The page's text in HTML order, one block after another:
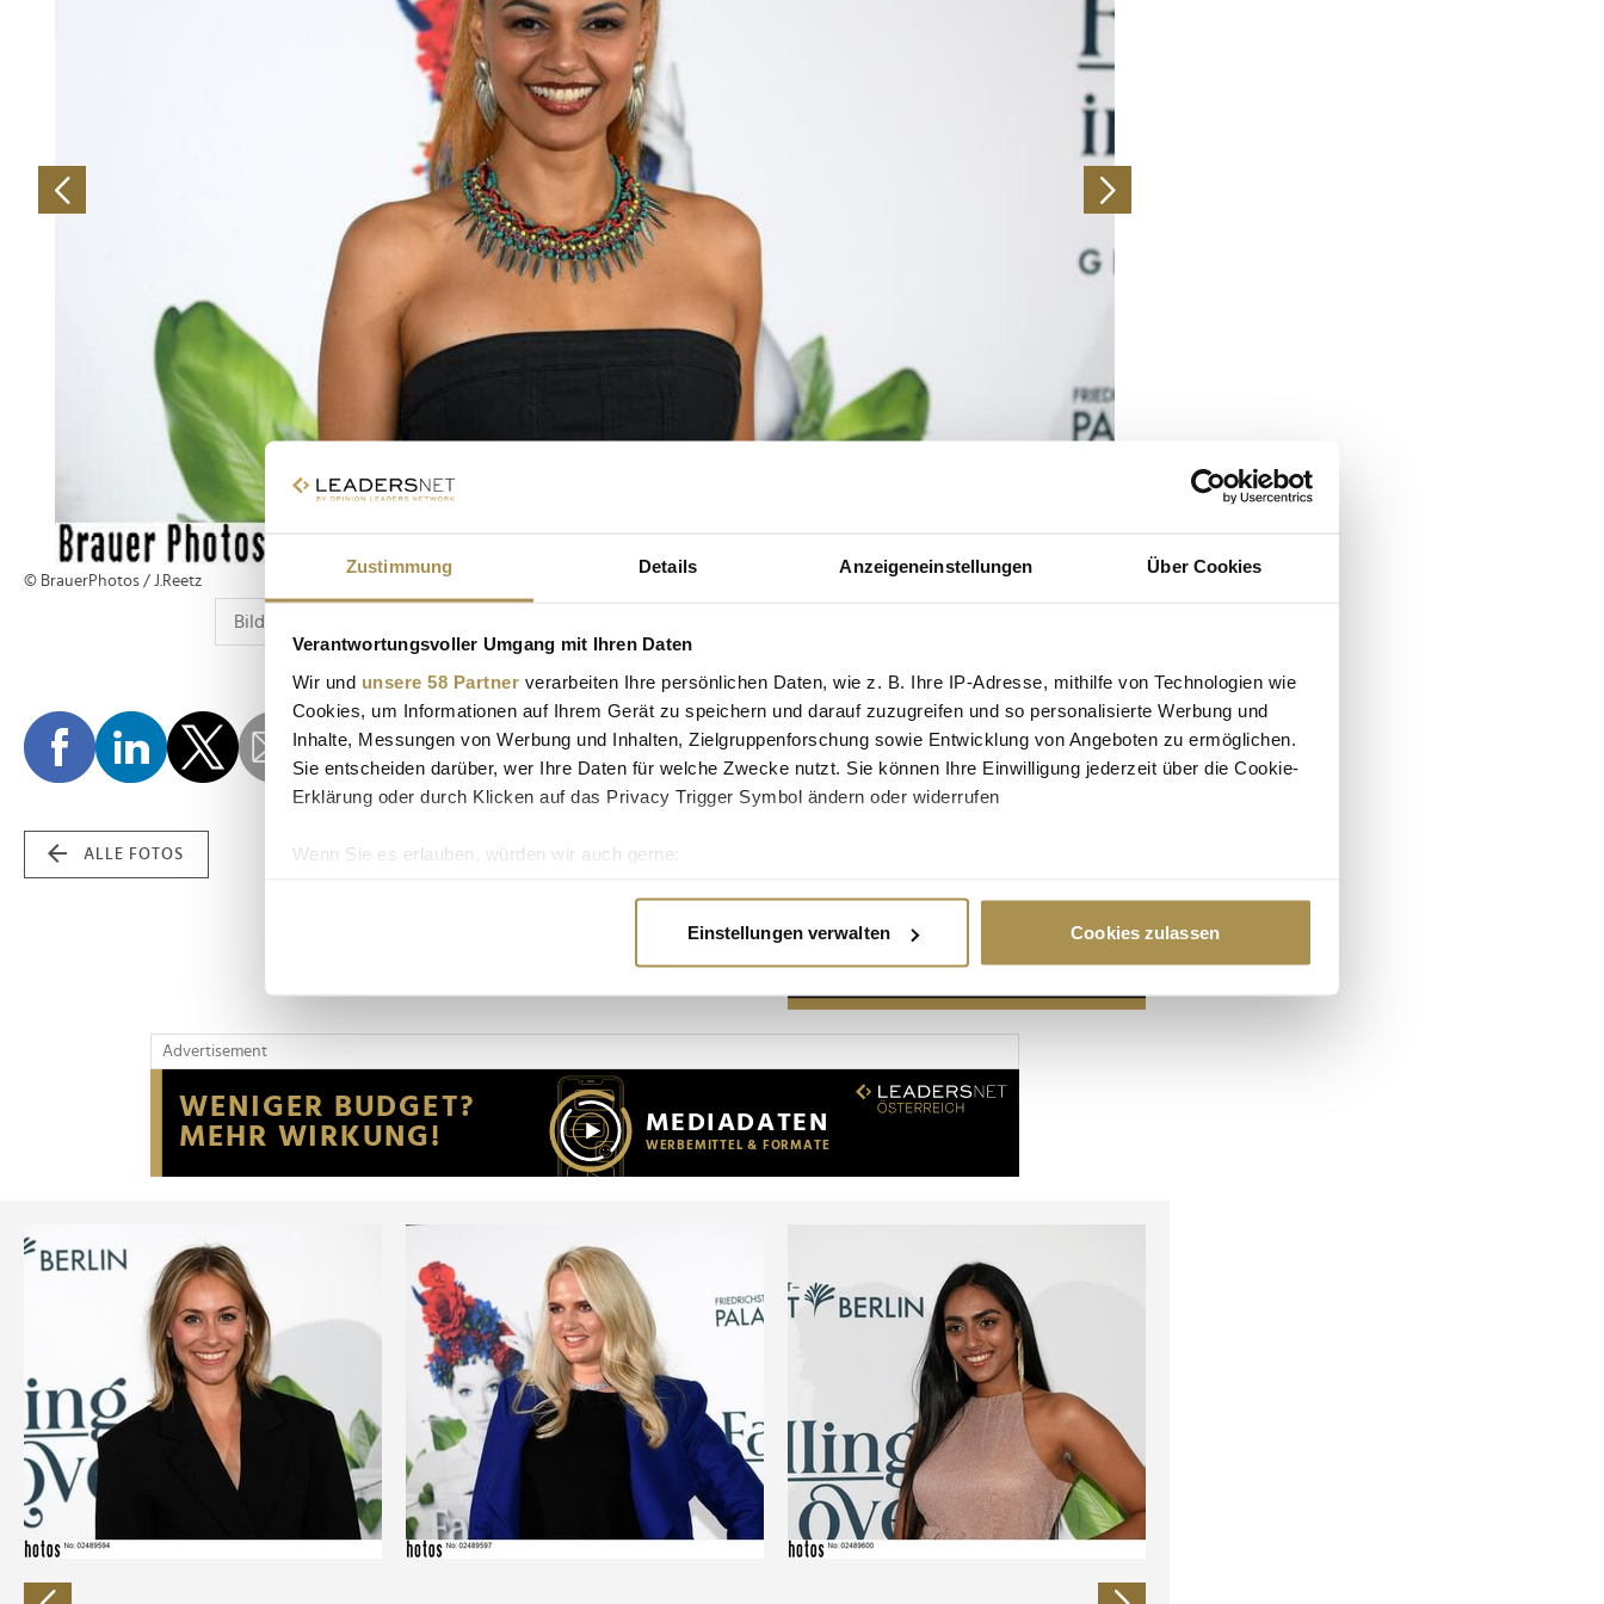
Zustimmung Details Anzeigeneinstellungen Über Cookies
Verantwortungsvoller Umgang mit Ihren Daten
Wir und unsere 58 Partner verarbeiten Ihre persönlichen Daten, wie z. B. Ihre IP-Adresse, mithilfe von Technologien wie
Cookies, um Informationen auf Ihrem Gerät zu speichern und darauf zuzugreifen und so personalisierte Werbung und
Inhalte, Messungen von Werbung und Inhalten, Zielgruppenforschung sowie Entwicklung von Angeboten zu ermöglichen.
Sie entscheiden darüber, wer Ihre Daten für welche Zwecke nutzt. Sie können Ihre Einwilligung jederzeit über die Cookie-
Erklärung oder durch Klicken auf das Privacy Trigger Symbol ändern oder widerrufen
Wenn Sie es erlauben, würden wir auch gerne:
Erfahren Sie mehr darüber, wie Ihre persönlichen Daten verarbeitet werden, und legen Sie Ihre Präferenzen im
Wir verwenden Cookies, um Inhalte und Anzeigen zu personalisieren, Funktionen für soziale Medien anbieten zu können
Website an unsere Partner für soziale Medien, Werbung und Analysen weiter. Unsere Partner führen diese Informationen
möglicherweise mit weiteren Daten zusammen, die Sie ihnen bereitgestellt haben oder die sie im Rahmen Ihrer Nutzung
der Dienste gesammelt haben.
Einstellungen verwalten Cookies zulassen
© BrauerPhotos / J.Reetz
ALLE FOTOS
Advertisement
Advertisement